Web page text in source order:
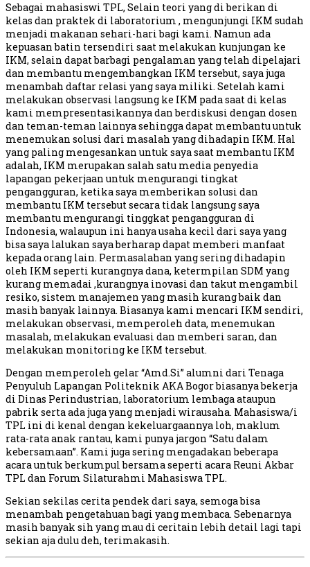
Sebagai mahasiswi TPL, Selain teori yang di berikan di
kelas dan praktek di laboratorium , mengunjungi IKM sudah
menjadi makanan sehari-hari bagi kami. Namun ada
kepuasan batin tersendiri saat melakukan kunjungan ke
IKM, selain dapat barbagi pengalaman yang telah dipelajari
dan membantu mengembangkan IKM tersebut, saya juga
menambah daftar relasi yang saya miliki. Setelah kami
melakukan observasi langsung ke IKM pada saat di kelas
kami mempresentasikannya dan berdiskusi dengan dosen
dan teman-teman lainnya sehingga dapat membantu untuk
menemukan solusi dari masalah yang dihadapin IKM. Hal
yang paling mengesankan untuk saya saat membantu IKM
adalah, IKM merupakan salah satu media penyedia
lapangan pekerjaan untuk mengurangi tingkat
pengangguran, ketika saya memberikan solusi dan
membantu IKM tersebut secara tidak langsung saya
membantu mengurangi tinggkat pengangguran di
Indonesia, walaupun ini hanya usaha kecil dari saya yang
bisa saya lalukan saya berharap dapat memberi manfaat
kepada orang lain. Permasalahan yang sering dihadapin
oleh IKM seperti kurangnya dana, ketermpilan SDM yang
kurang memadai ,kurangnya inovasi dan takut mengambil
resiko, sistem manajemen yang masih kurang baik dan
masih banyak lainnya. Biasanya kami mencari IKM sendiri,
melakukan observasi, memperoleh data, menemukan
masalah, melakukan evaluasi dan memberi saran, dan
melakukan monitoring ke IKM tersebut.
Dengan memperoleh gelar “Amd.Si” alumni dari Tenaga
Penyuluh Lapangan Politeknik AKA Bogor biasanya bekerja
di Dinas Perindustrian, laboratorium lembaga ataupun
pabrik serta ada juga yang menjadi wirausaha. Mahasiswa/i
TPL ini di kenal dengan kekeluargaannya loh, maklum
rata-rata anak rantau, kami punya jargon “Satu dalam
kebersamaan”. Kami juga sering mengadakan beberapa
acara untuk berkumpul bersama seperti acara Reuni Akbar
TPL dan Forum Silaturahmi Mahasiswa TPL.
Sekian sekilas cerita pendek dari saya, semoga bisa
menambah pengetahuan bagi yang membaca. Sebenarnya
masih banyak sih yang mau di ceritain lebih detail lagi tapi
sekian aja dulu deh, terimakasih.